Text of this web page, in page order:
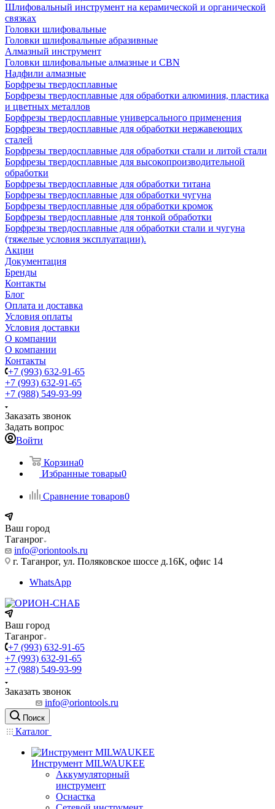
Шлифовальный инструмент на керамической и органической
связках
Головки шлифовальные
Головки шлифовальные абразивные
Алмазный инструмент
Головки шлифовальные алмазные и CBN
Надфили алмазные
Борфрезы твердосплавные
Борфрезы твердосплавные для обработки алюминия, пластика
и цветных металлов
Борфрезы твердосплавные универсального применения
Борфрезы твердосплавные для обработки нержавеющих
сталей
Борфрезы твердосплавные для обработки стали и литой стали
Борфрезы твердосплавные для высокопроизводительной
обработки
Борфрезы твердосплавные для обработки титана
Борфрезы твердосплавные для обработки чугуна
Борфрезы твердосплавные для обработки кромок
Борфрезы твердосплавные для тонкой обработки
Борфрезы твердосплавные для обработки стали и чугуна
(тяжелые условия эксплуатации).
Акции
Документация
Бренды
Контакты
Блог
Оплата и доставка
Условия оплаты
Условия доставки
О компании
О компании
Контакты
+7 (993) 632-91-65
+7 (993) 632-91-65
+7 (988) 549-93-99
Заказать звонок
Задать вопрос
Войти
Корзина0
Избранные товары0
Сравнение товаров0
Ваш город
Таганрог
info@oriontools.ru
г. Таганрог, ул. Поляковское шоссе д.16К, офис 14
WhatsApp
Ваш город
Таганрог
+7 (993) 632-91-65
+7 (993) 632-91-65
+7 (988) 549-93-99
Заказать звонок
info@oriontools.ru
Поиск
Каталог
Инструмент MILWAUKEE
Аккумуляторный
инструмент
Оснастка